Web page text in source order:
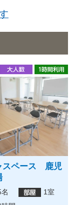
スペース 鹿児
1室